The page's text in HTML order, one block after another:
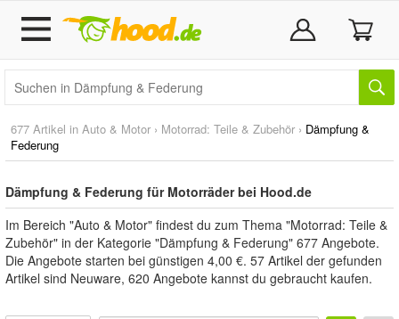
677 Artikel in Auto & Motor › Motorrad: Teile & Zubehör › Dämpfung &
Federung
Dämpfung & Federung für Motorräder bei Hood.de
Im Bereich "Auto & Motor" findest du zum Thema "Motorrad: Teile &
Zubehör" in der Kategorie "Dämpfung & Federung" 677 Angebote.
Die Angebote starten bei günstigen 4,00 €. 57 Artikel der gefunden
Artikel sind Neuware, 620 Angebote kannst du gebraucht kaufen.